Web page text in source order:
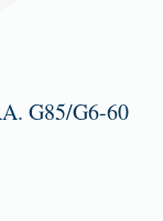
G85/G6-60